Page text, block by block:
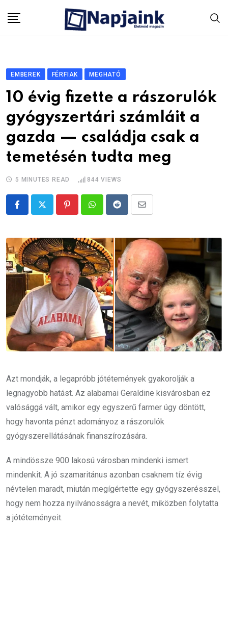
EMBEREK FÉRFIAK MEGHATÓ
10 évig fizette a rászorulók
gyógyszertári számláit a
gazda — családja csak a
temetésén tudta meg
5 MINUTES READ 844 VIEWS
PinterestWhatsappRedditShare
Email
Azt mondják, a legapróbb jótétemények gyakorolják a
legnagyobb hatást. Az alabamai Geraldine kisvárosban ez
valósággá vált, amikor egy egyszerű farmer úgy döntött,
hogy havonta pénzt adományoz a rászorulók
gyógyszerellátásának finanszírozására.
A mindössze 900 lakosú városban mindenki ismert
mindenkit. A jó szamaritánus azonban csaknem tíz évig
névtelen maradt, miután megígértette egy gyógyszerésszel,
hogy nem hozza nyilvánosságra a nevét, miközben folytatta
a jótéteményeit.